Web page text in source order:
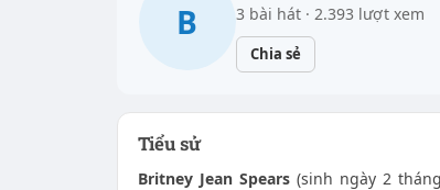
B 3 bài hát · 2.393 lượt xem
Chia sẻ
Tiểu sử
Britney Jean Spears(sinh ngày 2